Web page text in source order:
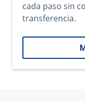
cada paso sin
transferencia.